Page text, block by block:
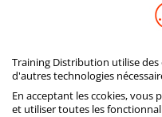
Training Distribution utilise
d'autres technologies
En acceptant les ccokies,
et utiliser toutes les